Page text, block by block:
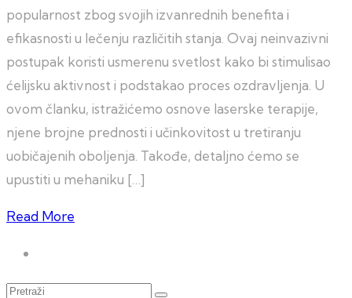
popularnost zbog svojih izvanrednih benefita i
efikasnosti u lečenju različitih stanja. Ovaj neinvazivni
postupak koristi usmerenu svetlost kako bi stimulisao
ćelijsku aktivnost i podstakao proces ozdravljenja. U
ovom članku, istražićemo osnove laserske terapije,
njene brojne prednosti i učinkovitost u tretiranju
uobičajenih oboljenja. Takođe, detaljno ćemo se
upustiti u mehaniku […]
Read More
Pretraži